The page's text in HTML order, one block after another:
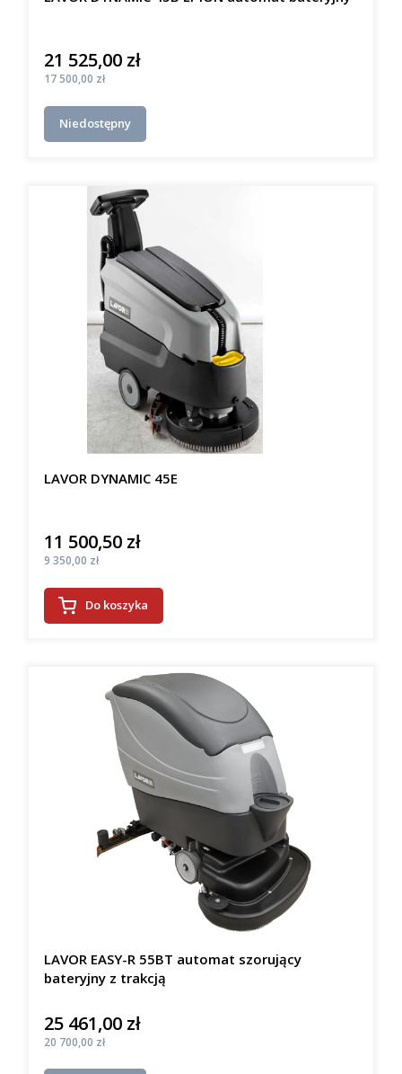
Cena
21 525,00 zł
Cena
17 500,00 zł
Niedostępny
LAVOR DYNAMIC 45E
Cena
11 500,50 zł
Cena
9 350,00 zł
Do koszyka
LAVOR EASY-R 55BT automat szorujący
bateryjny z trakcją
Cena
25 461,00 zł
Cena
20 700,00 zł